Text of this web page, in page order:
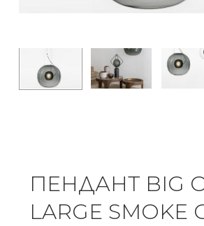
ПЕНДАНТ BIG
LARGE SMOKE